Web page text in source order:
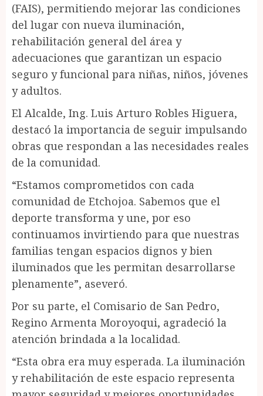
(FAIS), permitiendo mejorar las condiciones
del lugar con nueva iluminación,
rehabilitación general del área y
adecuaciones que garantizan un espacio
seguro y funcional para niñas, niños, jóvenes
y adultos.
El Alcalde, Ing. Luis Arturo Robles Higuera,
destacó la importancia de seguir impulsando
obras que respondan a las necesidades reales
de la comunidad.
“Estamos comprometidos con cada
comunidad de Etchojoa. Sabemos que el
deporte transforma y une, por eso
continuamos invirtiendo para que nuestras
familias tengan espacios dignos y bien
iluminados que les permitan desarrollarse
plenamente”, aseveró.
Por su parte, el Comisario de San Pedro,
Regino Armenta Moroyoqui, agradeció la
atención brindada a la localidad.
“Esta obra era muy esperada. La iluminación
y rehabilitación de este espacio representa